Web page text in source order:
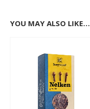
YOU MAY ALSO LIKE…